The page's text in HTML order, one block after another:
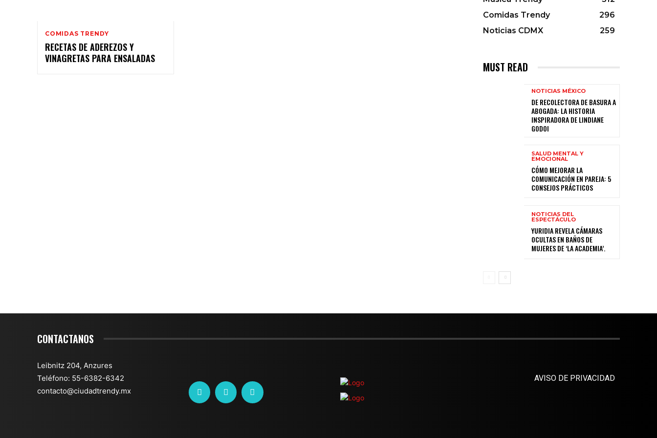
COMIDAS TRENDY
RECETAS DE ADEREZOS Y
VINAGRETAS PARA ENSALADAS
Comidas Trendy
296
Noticias CDMX
259
MUST READ
NOTICIAS MÉXICO
DE RECOLECTORA DE BASURA A
ABOGADA: LA HISTORIA
INSPIRADORA DE LINDIANE
GODOI
SALUD MENTAL Y
EMOCIONAL
CÓMO MEJORAR LA
COMUNICACIÓN EN PAREJA: 5
CONSEJOS PRÁCTICOS
NOTICIAS DEL
ESPECTÁCULO
YURIDIA REVELA CÁMARAS
OCULTAS EN BAÑOS DE
MUJERES DE ‘LA ACADEMIA’.
CONTACTANOS
Leibnitz 204, Anzures
Teléfono: 55-6382-6342
contacto@ciudadtrendy.mx
AVISO DE PRIVACIDAD